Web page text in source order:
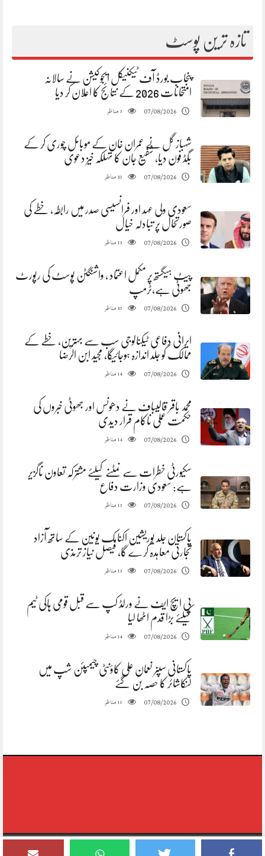
تازہ ترین پوسٹ
پنجاب بورڈ آف ٹیکنیکل ایجوکیشن نے سالانہ
امتحانات 2026 کے نتائج کا اعلان کر دیا
07/08/2026
3مناظر
شہباز گل نے عمران خان کے موبائل چوری کر کے
بگڈ فون دیا، شفیع جان کا تہلکہ خیز دعوی
07/08/2026
10مناظر
سعودی ولی عہد اور فرانسیسی صدر میں رابطہ، خطے کی
صورتحال پر تبادلہ خیال
07/08/2026
13مناظر
پیٹ ہیگستھ پر مکمل اعتماد ، واشنگٹن پوسٹ کی رپورٹ
جھوٹی ہے،ٹرمپ
07/08/2026
10مناظر
ایرانی دفاعی ٹیکنالوجی سب سے بہترین، خطے کے
ممالک کو جلد اندازہ ہوجائیگا، مجید ابن الرضا
07/08/2026
14مناظر
محمد باقر قالیباف نے دھونس اور جھوٹی خبروں کی
حکمت عملی ناکام قرار دیدی
07/08/2026
14مناظر
سکیورٹی خطرات سے نمٹنے کیلئے مشترکہ تعاون ناگزیر
ہے: سعودی وزارت دفاع
07/08/2026
13مناظر
پاکستان جلد یوریشین اکنامک یونین کے ساتھ آزاد
تجارتی معاہدہ کرے گا، فیصل نیاز ترمذی
07/08/2026
13مناظر
پی ایچ ایف نے ورلڈ کپ سے قبل قومی ہاکی ٹیم
کیلئے بڑا قدم اٹھا لیا
07/08/2026
14مناظر
پاکستانی سپنر نعمان علی کاؤنٹی چیمپئن شپ میں
لنکاشائر کا حصہ بن گئے
07/08/2026
11مناظر